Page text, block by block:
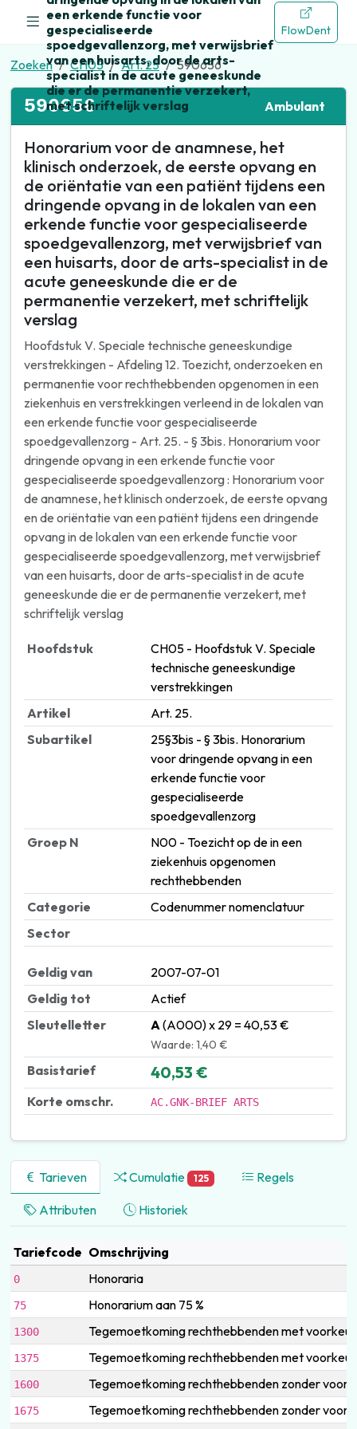
een erkende functie voor
gespecialiseerde
spoedgevallenzorg, met verwijsbrief
van een huisarts, door de arts-
specialist in de acute geneeskunde
die er de permanentie verzekert,
met schriftelijk verslag
FlowDent
Zoeken CH05 Art. 25 590656
590656 Ambulant
Honorarium voor de anamnese, het
klinisch onderzoek, de eerste opvang en
de oriëntatie van een patiënt tijdens een
dringende opvang in de lokalen van een
erkende functie voor gespecialiseerde
spoedgevallenzorg, met verwijsbrief van
een huisarts, door de arts-specialist in de
acute geneeskunde die er de
permanentie verzekert, met schriftelijk
verslag
Hoofdstuk V. Speciale technische geneeskundige
verstrekkingen - Afdeling 12. Toezicht, onderzoeken en
permanentie voor rechthebbenden opgenomen in een
ziekenhuis en verstrekkingen verleend in de lokalen van
een erkende functie voor gespecialiseerde
spoedgevallenzorg - Art. 25. - § 3bis. Honorarium voor
dringende opvang in een erkende functie voor
gespecialiseerde spoedgevallenzorg : Honorarium voor
de anamnese, het klinisch onderzoek, de eerste opvang
en de oriëntatie van een patiënt tijdens een dringende
opvang in de lokalen van een erkende functie voor
gespecialiseerde spoedgevallenzorg, met verwijsbrief
van een huisarts, door de arts-specialist in de acute
geneeskunde die er de permanentie verzekert, met
schriftelijk verslag
Hoofdstuk
CH05 - Hoofdstuk V. Speciale
technische geneeskundige
verstrekkingen
Artikel
Art. 25.
Subartikel
25§3bis - § 3bis. Honorarium
voor dringende opvang in een
erkende functie voor
gespecialiseerde
spoedgevallenzorg
Groep N
N00 - Toezicht op de in een
ziekenhuis opgenomen
rechthebbenden
Categorie
Codenummer nomenclatuur
Sector
Geldig van
2007-07-01
Geldig tot
Actief
Sleutelletter
A (A000) x 29 = 40,53 €
Waarde: 1,40 €
Basistarief 40,53 €
Korte omschr. AC.GNK-BRIEF ARTS
Tarieven Cumulatie 125 Regels
Attributen Historiek
Tariefcode Omschrijving
0 Honoraria
75 Honorarium aan 75 %
1300 Tegemoetkoming rechthebbenden met
1375 Tegemoetkoming rechthebbenden met
1600 Tegemoetkoming rechthebbenden zonder
1675
Tegemoetkoming rechthebbenden zonder